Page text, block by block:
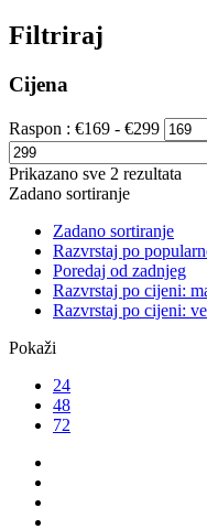
Filtriraj
Cijena
Raspon : €169 - €299
Prikazano sve 2 rezultata
Zadano sortiranje
Zadano sortiranje
Razvrstaj po
Poredaj od zadnjeg
Razvrstaj po cijeni:
Razvrstaj po cijeni:
Pokaži
24
48
72